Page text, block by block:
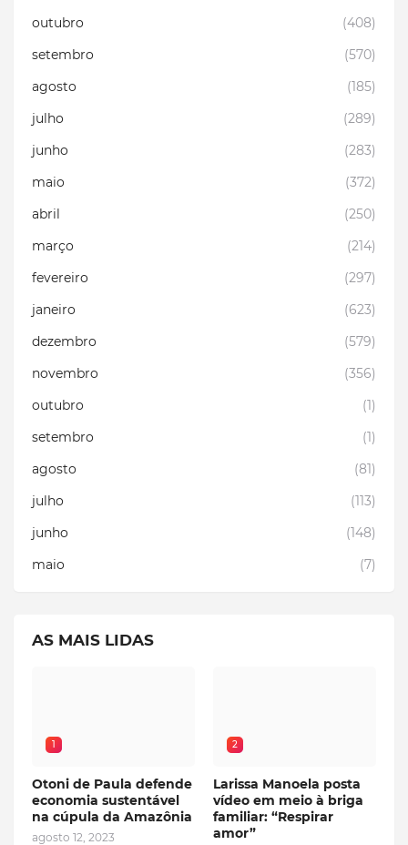
outubro
(408)
setembro
(570)
agosto
(185)
julho
(289)
junho
(283)
maio
(372)
abril
(250)
março
(214)
fevereiro
(297)
janeiro
(623)
dezembro
(579)
novembro
(356)
outubro
(1)
setembro
(1)
agosto
(81)
julho
(113)
junho
(148)
maio
(7)
AS MAIS LIDAS
1
Otoni de Paula defende
economia sustentável
na cúpula da Amazônia
agosto 12, 2023
2
Larissa Manoela posta
vídeo em meio à briga
familiar: “Respirar
amor”